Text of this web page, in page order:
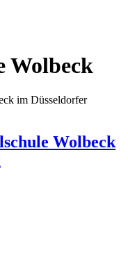
Wolbeck
Wolbeck